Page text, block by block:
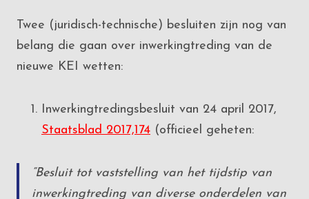
Twee (juridisch-technische) besluiten zijn nog van
belang die gaan over inwerkingtreding van de
nieuwe KEI wetten:
Inwerkingtredingsbesluit van 24 april 2017,
Staatsblad 2017,174 (officieel geheten:
“Besluit tot vaststelling van het tijdstip van
inwerkingtreding van diverse onderdelen van